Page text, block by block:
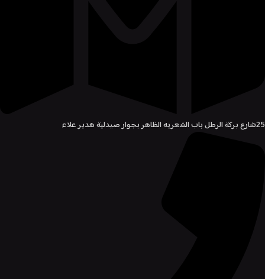
25شارع بركة الرطل باب الشعريه الظاهر بجوار صيدلية هدير علاء